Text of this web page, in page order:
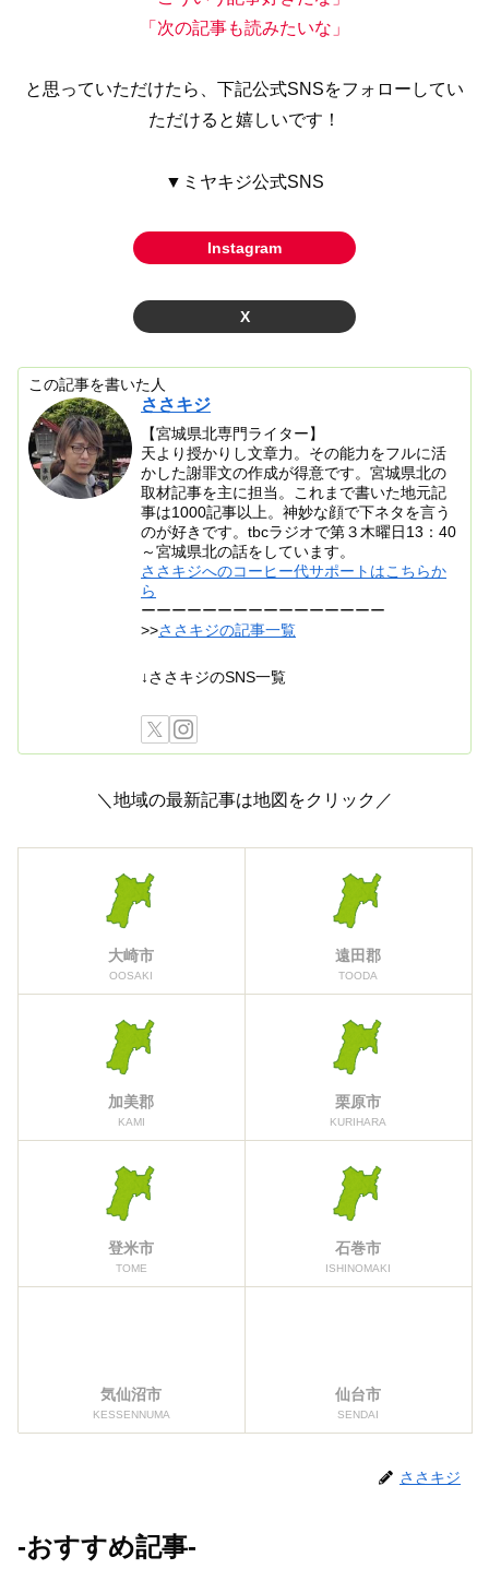
「次の記事も読みたいな」
と思っていただけたら、下記公式SNSをフォローしてい
ただけると嬉しいです！
▼ミヤキジ公式SNS
Instagram
X
この記事を書いた人
ささキジ
【宮城県北専門ライター】
天より授かりし文章力。その能力をフルに活
かした謝罪文の作成が得意です。宮城県北の
取材記事を主に担当。これまで書いた地元記
事は1000記事以上。神妙な顔で下ネタを言う
のが好きです。tbcラジオで第３木曜日13：40
～宮城県北の話をしています。
ささキジへのコーヒー代サポートはこちらか
ら
ーーーーーーーーーーーーーーーー
>>ささキジの記事一覧
↓ささキジのSNS一覧
＼地域の最新記事は地図をクリック／
大崎市
OOSAKI
遠田郡
TOODA
加美郡
KAMI
栗原市
KURIHARA
登米市
TOME
石巻市
ISHINOMAKI
気仙沼市
KESSENNUMA
仙台市
SENDAI
ささキジ
-おすすめ記事-